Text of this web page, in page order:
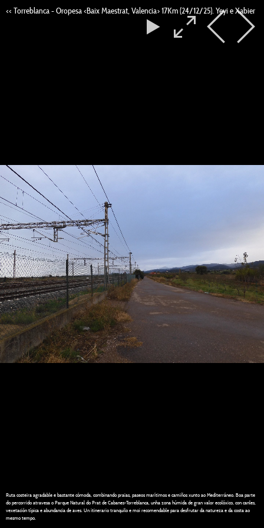
<< Torreblanca - Oropesa <Baix Maestrat, Valencia> 17Km (24/12/25). Yeyi e Xabier
Ruta costeira agradable e bastante cómoda, combinando praias, paseos marítimos e camiños xunto ao Mediterráneo. Boa parte
do percorrido atravesa o Parque Natural do Prat de Cabanes-Torreblanca, unha zona húmida de gran valor ecolóxico, con canles,
vexetación típica e abundancia de aves. Un itinerario tranquilo e moi recomendable para desfrutar da natureza e da costa ao
mesmo tempo.